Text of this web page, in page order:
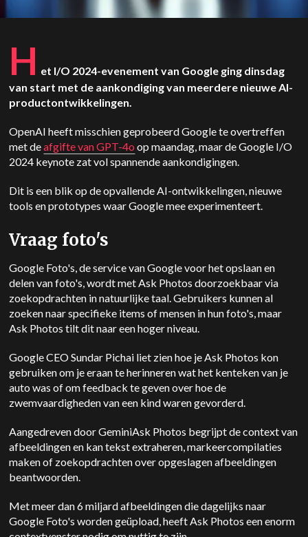
H et I/O 2024-evenement van Google ging dinsdag
van start met de aankondiging van meerdere nieuwe AI-
productontwikkelingen.
OpenAI heeft misschien geprobeerd Google te overtreffen
met deafgifte van GPT-4o op maandag, maar de Google I/O
2024 keynote zat vol spannende aankondigingen.
Dit is een blik op de opvallende AI-ontwikkelingen, nieuwe
tools en prototypes waar Google mee experimenteert.
Vraag foto's
Google Foto's, de service van Google voor het opslaan en
delen van foto's, wordt met Ask Photos doorzoekbaar via
zoekopdrachten in natuurlijke taal. Gebruikers kunnen al
zoeken naar specifieke items of mensen in hun foto's, maar
Ask Photos tilt dit naar een hoger niveau.
Google CEO Sundar Pichai liet zien hoe je Ask Photos kon
gebruiken om je eraan te herinneren wat het kenteken van je
auto was of om feedback te geven over hoe de
zwemvaardigheden van een kind waren gevorderd.
Aangedreven doorGeminiAsk Photos begrijpt de context van
afbeeldingen en kan tekst extraheren, markeercompilaties
maken of zoekopdrachten over opgeslagen afbeeldingen
beantwoorden.
Met meer dan 6 miljard afbeeldingen die dagelijks naar
Google Foto's worden geüpload, heeft Ask Photos een enorm